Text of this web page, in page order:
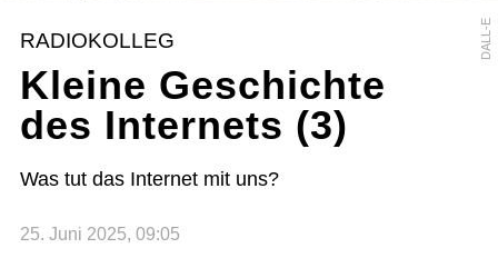
DALL-E
RADIOKOLLEG
Kleine Geschichte
des Internets (3)
Was tut das Internet mit uns?
25. Juni 2025, 09:05